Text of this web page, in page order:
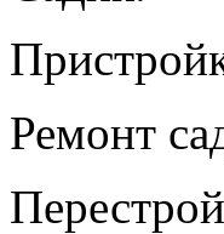
Ремонт